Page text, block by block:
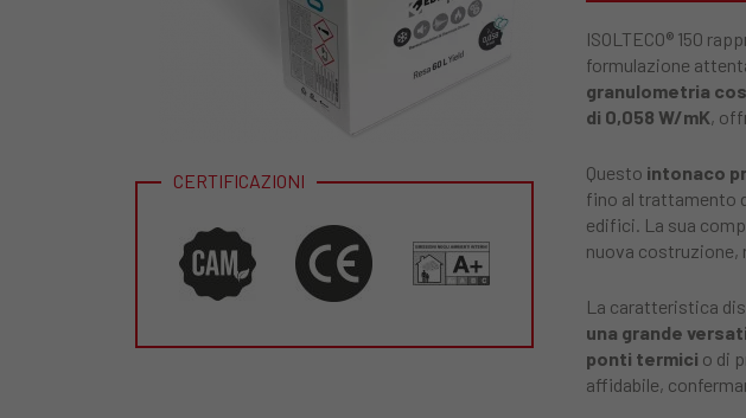
CERTIFICAZIONI
ISOLTECO® 150
formulazione
granulometria
di 0,058 W/mK,
Questo intonaco
fino al trattamento
edifici. La sua
nuova costruzione,
La caratteristica
una grande
ponti termici o di
affidabile,